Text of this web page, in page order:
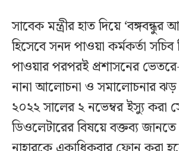
সাবেক মন্ত্রীর হাত দিয়ে ‘বঙ্গবন্ধুর
হিসেবে সনদ পাওয়া কর্মকর্তা
পাওয়ার পরপরই প্রশাসনের
নানা আলোচনা ও সমালোচনার
২০২২ সালের ২ নভেম্বর ইস্যু করা
ডিওলেটারের বিষয়ে বক্তব্য